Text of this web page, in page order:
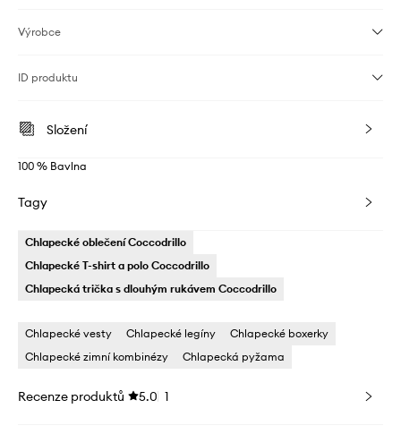
Výrobce
ID produktu
Složení
100 % Bavlna
Tagy
Chlapecké oblečení Coccodrillo
Chlapecké T-shirt a polo Coccodrillo
Chlapecká trička s dlouhým rukávem Coccodrillo
Chlapecké vesty Chlapecké legíny
Chlapecké boxerky
Chlapecké zimní kombinézy
Chlapecká pyžama
Recenze produktů 5.0 1